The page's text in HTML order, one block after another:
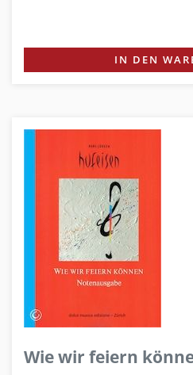
IN DEN
Wie wir feiern